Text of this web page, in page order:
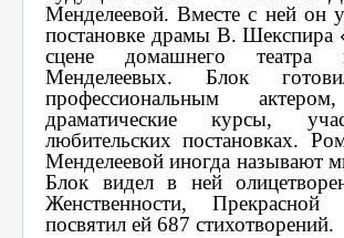
Менделеевой. Вместе с ней он
постановке драмы В. Шекспира
сцене домашнего
Менделеевых. Блок
профессиональным
драматические курсы,
любительских постановках.
Менделеевой иногда называют
Блок видел в ней
Женственности,
посвятил ей 687 стихотворений.